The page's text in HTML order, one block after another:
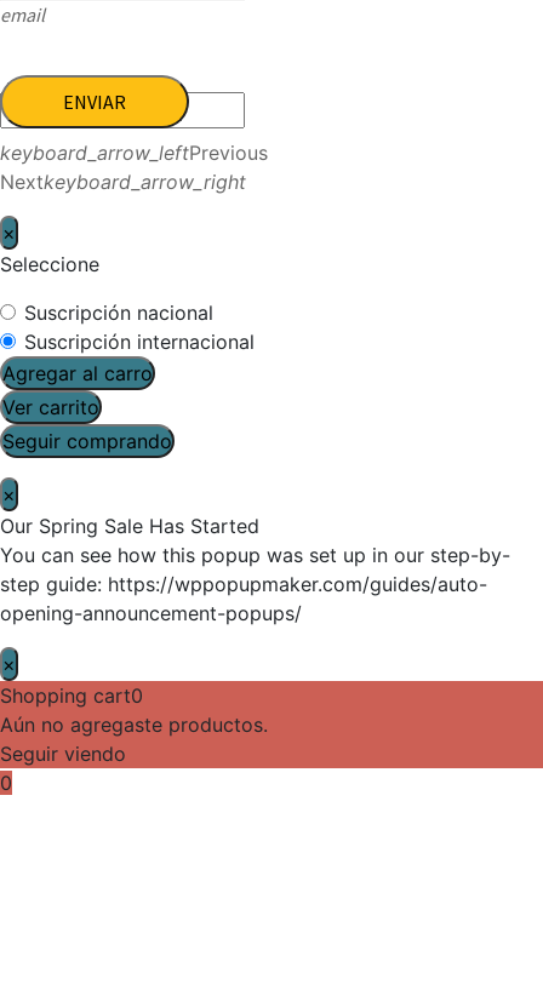
email
ENVIAR
keyboard_arrow_leftPrevious
Nextkeyboard_arrow_right
×
Seleccione
Suscripción nacional
Suscripción internacional
Agregar al carro
Ver carrito
Seguir comprando
×
Our Spring Sale Has Started
You can see how this popup was set up in our step-by-
step guide: https://wppopupmaker.com/guides/auto-
opening-announcement-popups/
×
Shopping cart0
Aún no agregaste productos.
Seguir viendo
0